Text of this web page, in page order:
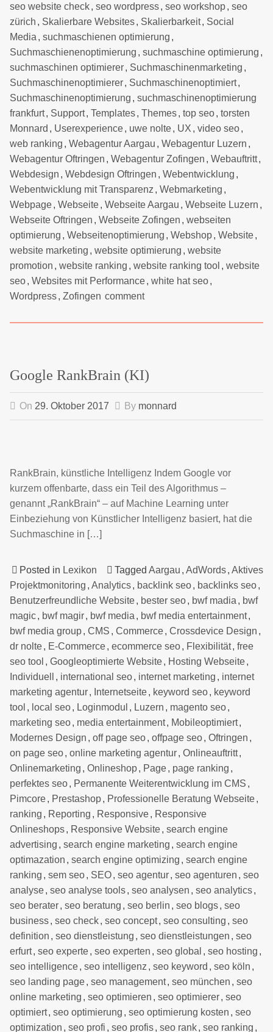
seo website check, seo wordpress, seo workshop, seo
zürich , Skalierbare Websites, Skalierbarkeit, Social
Media , suchmaschienen optimierung ,
Suchmaschienenoptimierung , suchmaschine optimierung ,
suchmaschinen optimierer, Suchmaschinenmarketing ,
Suchmaschinenoptimierer, Suchmaschinenoptimiert,
Suchmaschinenoptimierung , suchmaschinenoptimierung
frankfurt, Support, Templates, Themes, top seo, torsten
Monnard , Userexperience, uwe nolte, UX , video seo,
web ranking , Webagentur Aargau , Webagentur Luzern ,
Webagentur Oftringen , Webagentur Zofingen , Webauftritt,
Webdesign , Webdesign Oftringen , Webentwicklung ,
Webentwicklung mit Transparenz , Webmarketing ,
Webpage, Webseite, Webseite Aargau , Webseite Luzern ,
Webseite Oftringen , Webseite Zofingen , webseiten
optimierung , Webseitenoptimierung , Webshop, Website,
website marketing , website optimierung , website
promotion , website ranking , website ranking tool , website
seo, Websites mit Performance, white hat seo,
Wordpress, Zofingen comment
Google RankBrain (KI)
On 29. Oktober 2017 By monnard
RankBrain, künstliche Intelligenz Indem Google vor
kurzem offenbarte, dass ein Teil des Algorithmus –
genannt „RankBrain“ – auf Machine Learning unter
Einbeziehung von Künstlicher Intelligenz basiert, hat die
Suchmaschine in […]
Posted in Lexikon Tagged Aargau , AdWords, Aktives
Projektmonitoring , Analytics, backlink seo, backlinks seo,
Benutzerfreundliche Website, bester seo, bwf madia , bwf
magic, bwf magir, bwf media , bwf media entertainment,
bwf media group, CMS , Commerce, Crossdevice Design ,
dr nolte, E-Commerce, ecommerce seo, Flexibilität, free
seo tool , Googleoptimierte Website, Hosting Webseite,
Individuell
, international seo, internet marketing , internet
marketing agentur, Internetseite, keyword seo, keyword
tool , local seo, Loginmodul , Luzern , magento seo,
marketing seo, media entertainment, Mobileoptimiert,
Modernes Design , off page seo, offpage seo, Oftringen ,
on page seo, online marketing agentur, Onlineauftritt,
Onlinemarketing , Onlineshop, Page, page ranking ,
perfektes seo, Permanente Weiterentwicklung im CMS ,
Pimcore, Prestashop, Professionelle Beratung Webseite,
ranking , Reporting , Responsive, Responsive
Onlineshops, Responsive Website, search engine
advertising , search engine marketing , search engine
optimazation , search engine optimizing , search engine
ranking , sem seo, SEO, seo agentur, seo agenturen , seo
analyse, seo analyse tools, seo analysen , seo analytics,
seo berater, seo beratung , seo berlin , seo blogs, seo
business, seo check, seo concept, seo consulting , seo
definition , seo dienstleistung , seo dienstleistungen , seo
erfurt, seo experte, seo experten , seo global , seo hosting ,
seo intelligence, seo intelligenz , seo keyword , seo köln ,
seo landing page, seo management, seo münchen , seo
online marketing , seo optimieren , seo optimierer, seo
optimiert, seo optimierung , seo optimierung kosten , seo
optimization , seo profi , seo profis, seo rank, seo ranking ,